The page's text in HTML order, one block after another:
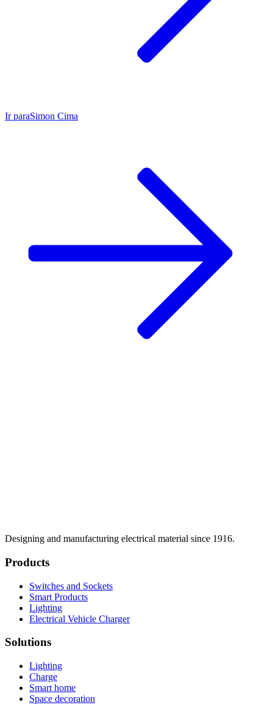
Ir paraSimon Cima
Designing and manufacturing electrical material since 1916.
Products
Switches and Sockets
Smart Products
Lighting
Electrical Vehicle Charger
Solutions
Lighting
Charge
Smart home
Space decoration